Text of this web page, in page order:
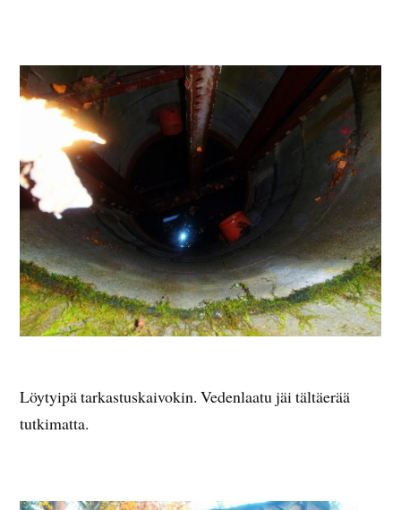
Löytyipä tarkastuskaivokin. Vedenlaatu jäi tältäerää
tutkimatta.